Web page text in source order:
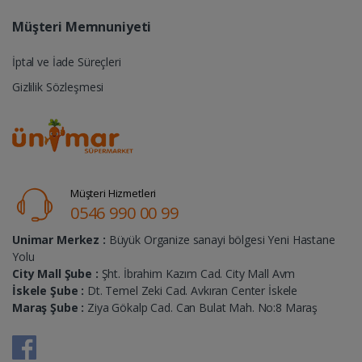
Müşteri Memnuniyeti
İptal ve İade Süreçleri
Gizlilik Sözleşmesi
Müşteri Hizmetleri
0546 990 00 99
Unimar Merkez : Büyük Organize sanayi bölgesi Yeni Hastane
Yolu
City Mall Şube : Şht. İbrahim Kazım Cad. City Mall Avm
İskele Şube : Dt. Temel Zeki Cad. Avkıran Center İskele
Maraş Şube : Ziya Gökalp Cad. Can Bulat Mah. No:8 Maraş